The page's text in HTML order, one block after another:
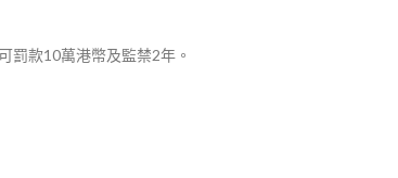
罰款10萬港幣及監禁2年。